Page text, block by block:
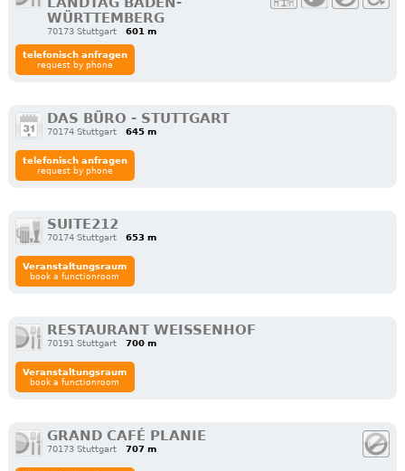
WÜRTTEMBERG
70173 Stuttgart 601 m
telefonisch anfragen
request by phone
DAS BÜRO - STUTTGART
70174 Stuttgart 645 m
telefonisch anfragen
request by phone
SUITE212
70174 Stuttgart 653 m
Veranstaltungsraum
book a functionroom
RESTAURANT WEISSENHOF
70191 Stuttgart 700 m
Veranstaltungsraum
book a functionroom
GRAND CAFÉ PLANIE
70173 Stuttgart 707 m